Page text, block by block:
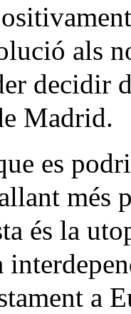
als
decidir
Madrid.
es
més
és la
a